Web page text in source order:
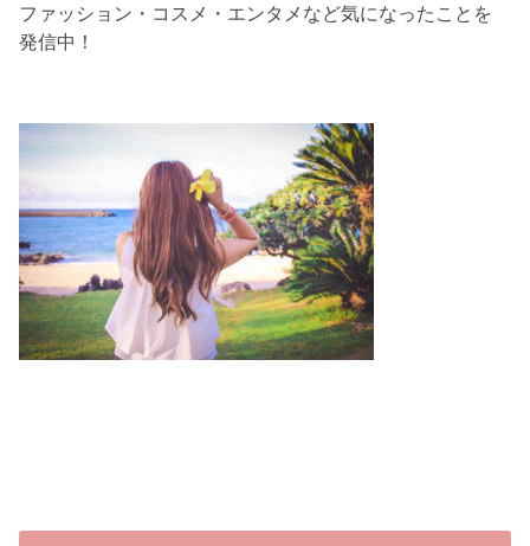
ファッション・コスメ・エンタメなど気になったことを
発信中！